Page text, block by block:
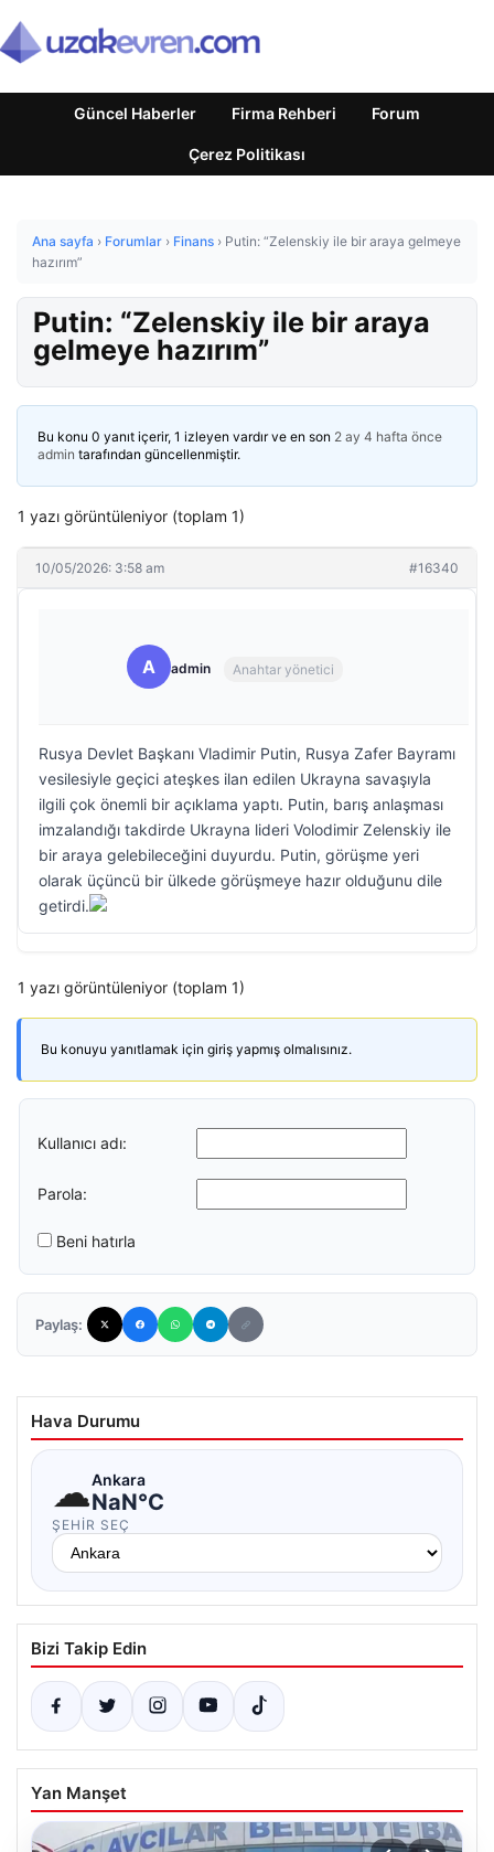
Güncel Haberler Firma Rehberi Forum
Çerez Politikası
Ana sayfa › Forumlar › Finans › Putin: “Zelenskiy ile bir araya gelmeye
hazırım”
Putin: “Zelenskiy ile bir araya
gelmeye hazırım”
Bu konu 0 yanıt içerir, 1 izleyen vardır ve en son 2 ay 4 hafta önce
admin tarafından güncellenmiştir.
1 yazı görüntüleniyor (toplam 1)
10/05/2026: 3:58 am #16340
A admin Anahtar yönetici
Rusya Devlet Başkanı Vladimir Putin, Rusya Zafer Bayramı
vesilesiyle geçici ateşkes ilan edilen Ukrayna savaşıyla
ilgili çok önemli bir açıklama yaptı. Putin, barış anlaşması
imzalandığı takdirde Ukrayna lideri Volodimir Zelenskiy ile
bir araya gelebileceğini duyurdu. Putin, görüşme yeri
olarak üçüncü bir ülkede görüşmeye hazır olduğunu dile
getirdi.
1 yazı görüntüleniyor (toplam 1)
Bu konuyu yanıtlamak için giriş yapmış olmalısınız.
Kullanıcı adı:
Parola:
Beni hatırla
Paylaş:
Hava Durumu
☁Ankara
NaN°C
ŞEHIR SEÇ
Bizi Takip Edin
Yan Manşet